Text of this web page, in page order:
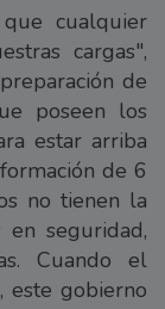
cualquier
cargas",
de
poseen los
estar arriba
de 6
no tienen la
en seguridad,
Cuando el
este gobierno